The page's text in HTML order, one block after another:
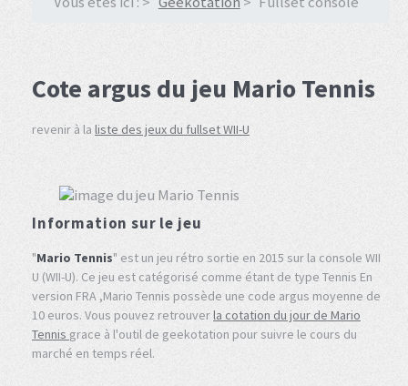
Cote argus du jeu Mario Tennis
revenir à la liste des jeux du fullset WII-U
Information sur le jeu
"Mario Tennis" est un jeu rétro sortie en 2015 sur la console WII
U (WII-U). Ce jeu est catégorisé comme étant de type Tennis En
version FRA ,Mario Tennis possède une code argus moyenne de
10 euros. Vous pouvez retrouverla cotation du jour de Mario
Tennis grace à l'outil de geekotation pour suivre le cours du
marché en temps réel.